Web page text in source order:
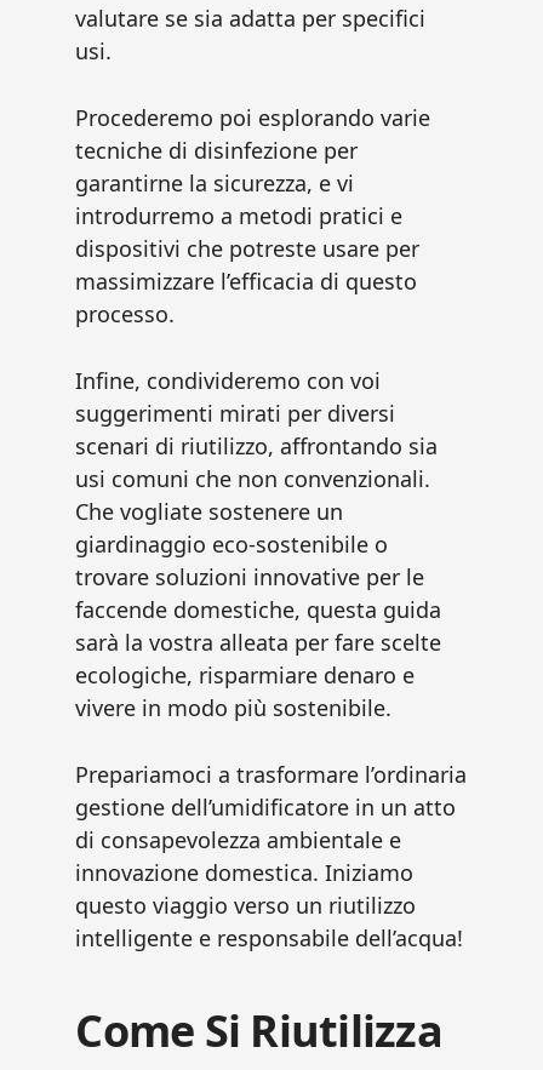
valutare se sia adatta per specifici
usi.
Procederemo poi esplorando varie
tecniche di disinfezione per
garantirne la sicurezza, e vi
introdurremo a metodi pratici e
dispositivi che potreste usare per
massimizzare l’efficacia di questo
processo.
Infine, condivideremo con voi
suggerimenti mirati per diversi
scenari di riutilizzo, affrontando sia
usi comuni che non convenzionali.
Che vogliate sostenere un
giardinaggio eco-sostenibile o
trovare soluzioni innovative per le
faccende domestiche, questa guida
sarà la vostra alleata per fare scelte
ecologiche, risparmiare denaro e
vivere in modo più sostenibile.
Prepariamoci a trasformare l’ordinaria
gestione dell’umidificatore in un atto
di consapevolezza ambientale e
innovazione domestica. Iniziamo
questo viaggio verso un riutilizzo
intelligente e responsabile dell’acqua!
Come Si Riutilizza